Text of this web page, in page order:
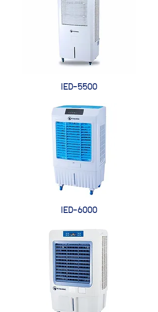
IED-5500
IED-6000